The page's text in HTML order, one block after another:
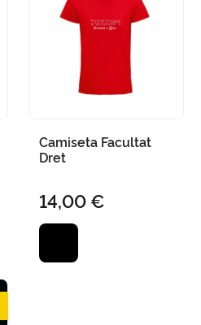
Camiseta Facultat
Dret
14,00 €